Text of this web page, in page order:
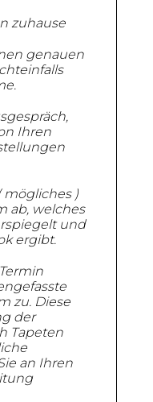
zuhause
genauen
Ihren
mögliches )
ab, welches
und
ergibt.
zu. Diese
der
Tapeten
an Ihren